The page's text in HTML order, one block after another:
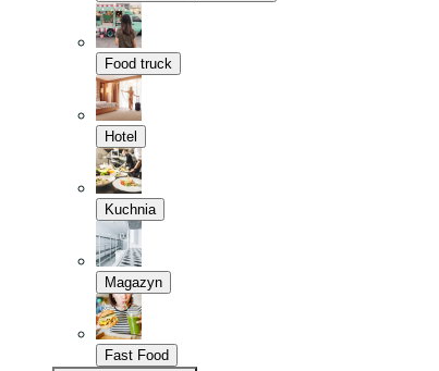
Food truck
Hotel
Kuchnia
Magazyn
Fast Food